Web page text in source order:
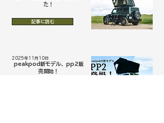
た！
記事に読む
2025年11月10日
peakpod新モデル、pp2販
売開始！